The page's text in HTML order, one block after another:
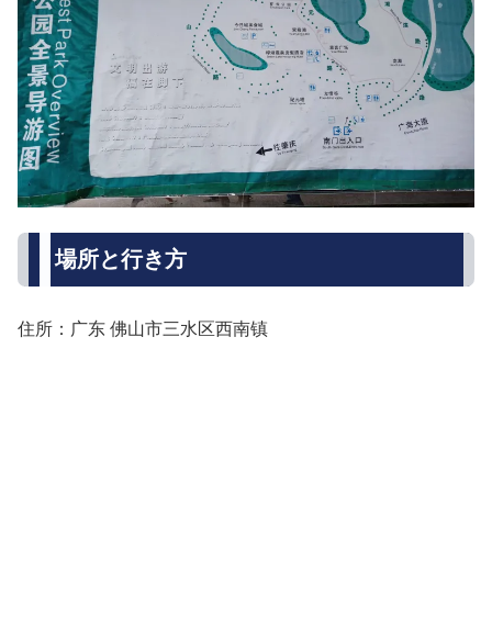
場所と行き方
住所：广东 佛山市三水区西南镇